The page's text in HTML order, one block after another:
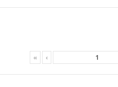
« ‹